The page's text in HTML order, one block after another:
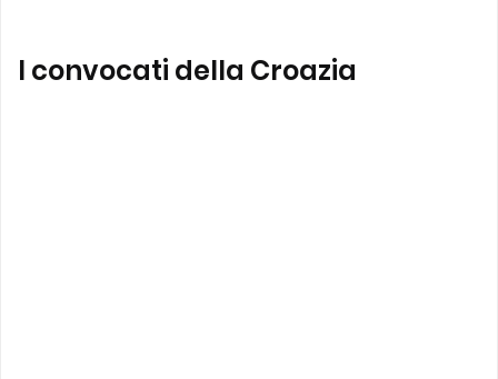
I convocati della Croazia